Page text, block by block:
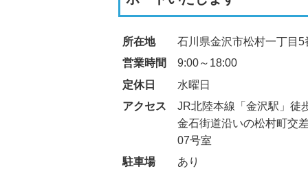
所在地
石川県金沢市松村一丁目
営業時間
9:00～18:00
定休日
水曜日
アクセス
JR北陸本線「金沢駅」徒
金石街道沿いの松村町交
07号室
駐車場
あり